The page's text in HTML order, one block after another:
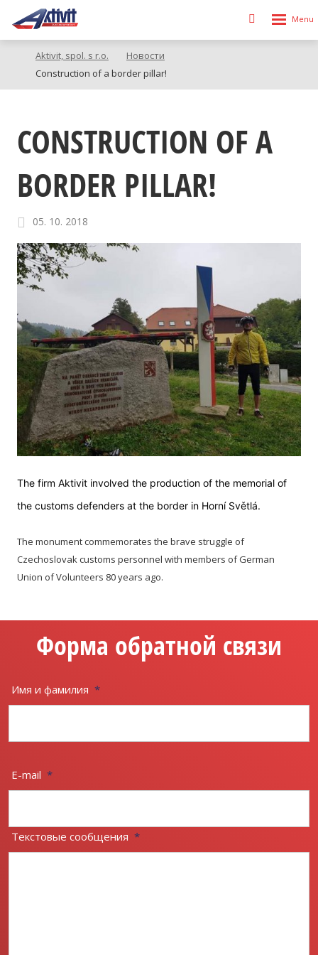
Vyhledávání
Rozbalení
Aktivit, spol. s r.o.
Новости
Construction of a border pillar!
CONSTRUCTION OF A
BORDER PILLAR!
05. 10. 2018
The firm Aktivit involved the production of the memorial of
the customs defenders at the border in Horní Světlá.
The monument commemorates the brave struggle of
Czechoslovak customs personnel with members of German
Union of Volunteers 80 years ago.
Форма обратной связи
Имя и фамилия *
E-mail *
Текстовые сообщения *